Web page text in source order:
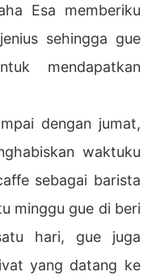
Esa memberiku
sehingga gue
mendapatkan
dengan jumat,
waktuku
sebagai barista
minggu gue di beri
hari, gue juga
yang datang ke